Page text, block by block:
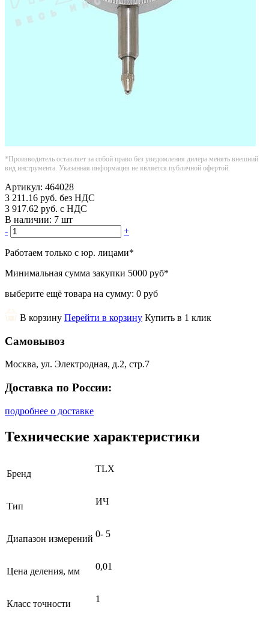
*Производитель оставляет за собой право без уведомления дилера менять внешний
вид инструмента. Указанная информация не является публичной офертой.
Артикул: 464028
3 211.16 руб. без НДС
3 917.62 руб. с НДС
В наличии: 7 шт
-
+
Работаем только с юр. лицами*
Минимальная сумма закупки 5000 руб*
выберите ещё товара на сумму: 0 руб
В корзину Перейти в корзину Купить в 1 клик
Самовывоз
Москва, ул. Электродная, д.2, стр.7
Доставка по России:
подробнее о доставке
Технические характеристики
Бренд TLX
Тип ИЧ
Диапазон измерений 0- 5
Цена деления, мм 0,01
Класс точности 1